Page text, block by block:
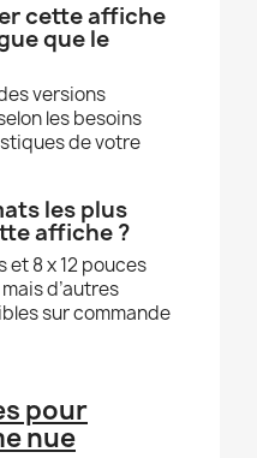
cette affiche
que le
versions
les besoins
de votre
les plus
affiche ?
et 8 x 12 pouces
d’autres
sur commande
pour
nue